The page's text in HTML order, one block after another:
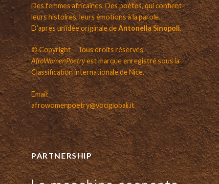
Des femmes africaines. Des poètes, qui confient
leurs histoires, leurs émotions à la parole.
D’après un’idée originale deAntonella Sinopoli.
© Copyright – Tous droits réservés.
AfroWomenPoetryest marque enregistré sous la
Classification internationale de Nice.
Email:
afrowomenpoetry@vociglobali.it
PARTNERSHIP